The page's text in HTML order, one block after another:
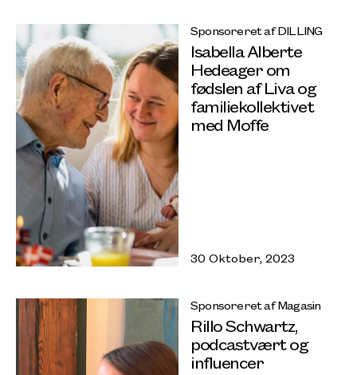
Sponsoreret af DILLING
Isabella Alberte
Hedeager om
fødslen af Liva og
familiekollektivet
med Moffe
30 Oktober, 2023
Sponsoreret af Magasin
Rillo Schwartz,
podcastvært og
influencer